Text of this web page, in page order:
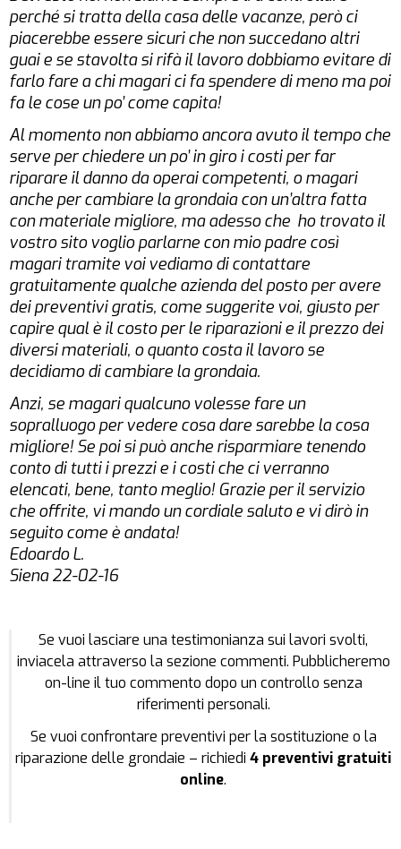
perché si tratta della casa delle vacanze, però ci
piacerebbe essere sicuri che non succedano altri
guai e se stavolta si rifà il lavoro dobbiamo evitare di
farlo fare a chi magari ci fa spendere di meno ma poi
fa le cose un po’ come capita!
Al momento non abbiamo ancora avuto il tempo che
serve per chiedere un po’ in giro i costi per far
riparare il danno da operai competenti, o magari
anche per cambiare la grondaia con un’altra fatta
con materiale migliore, ma adesso che ho trovato il
vostro sito voglio parlarne con mio padre così
magari tramite voi vediamo di contattare
gratuitamente qualche azienda del posto per avere
dei preventivi gratis, come suggerite voi, giusto per
capire qual è il costo per le riparazioni e il prezzo dei
diversi materiali, o quanto costa il lavoro se
decidiamo di cambiare la grondaia.
Anzi, se magari qualcuno volesse fare un
sopralluogo per vedere cosa dare sarebbe la cosa
migliore! Se poi si può anche risparmiare tenendo
conto di tutti i prezzi e i costi che ci verranno
elencati, bene, tanto meglio! Grazie per il servizio
che offrite, vi mando un cordiale saluto e vi dirò in
seguito come è andata!
Edoardo L.
Siena 22-02-16
Se vuoi lasciare una testimonianza sui lavori svolti,
inviacela attraverso la sezione commenti. Pubblicheremo
on-line il tuo commento dopo un controllo senza
riferimenti personali.
Se vuoi confrontare preventivi per la sostituzione o la
riparazione delle grondaie – richiedi 4 preventivi gratuiti
online.